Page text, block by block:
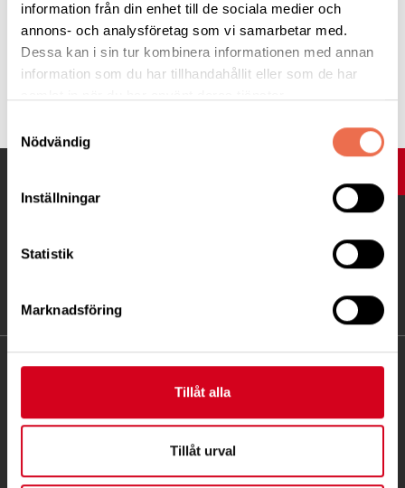
information från din enhet till de sociala medier och
annons- och analysföretag som vi samarbetar med.
Dessa kan i sin tur kombinera informationen med annan
information som du har tillhandahållit eller som de har
Nödvändig
Inställningar
Statistik
Marknadsföring
Tillåt alla
Tillåt urval
Om de inte svarar skicka SMS så ringer de tillbaka.
KONTAKT